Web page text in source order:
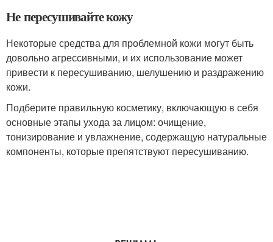
Не пересушивайте кожу
Некоторые средства для проблемной кожи могут быть
довольно агрессивными, и их использование может
привести к пересушиванию, шелушению и раздражению
кожи.
Подберите правильную косметику, включающую в себя
основные этапы ухода за лицом: очищение,
тонизирование и увлажнение, содержащую натуральные
компоненты, которые препятствуют пересушиванию.